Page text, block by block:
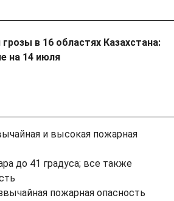
в 16 областях Казахстана:
на 14 июля
и высокая пожарная
до 41 градуса; все также
пожарная опасность